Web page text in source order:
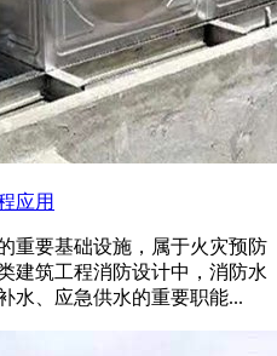
应用
重要基础设施，属于火灾预防
建筑工程消防设计中，消防水
水、应急供水的重要职能...